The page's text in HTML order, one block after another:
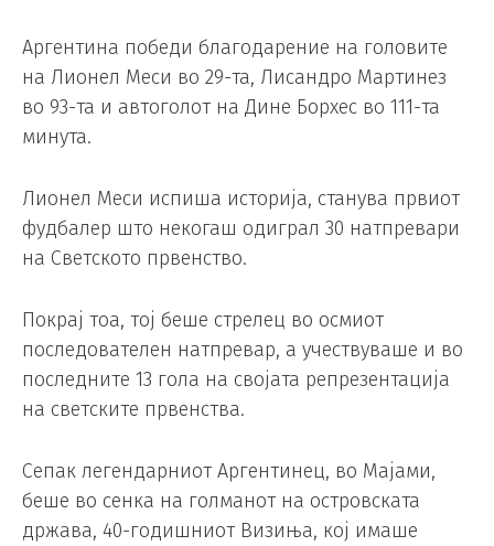
Аргентина победи благодарение на головите
на Лионел Меси во 29-та, Лисандро Мартинез
во 93-та и автоголот на Дине Борхес во 111-та
минута.
Лионел Меси испиша историја, станува првиот
фудбалер што некогаш одиграл 30 натпревари
на Светското првенство.
Покрај тоа, тој беше стрелец во осмиот
последователен натпревар, а учествуваше и во
последните 13 гола на својата репрезентација
на светските првенства.
Сепак легендарниот Аргентинец, во Мајами,
беше во сенка на голманот на островската
држава, 40-годишниот Визиња, кој имаше